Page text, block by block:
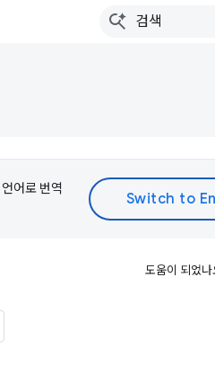
어로 번역
도움이 되었나